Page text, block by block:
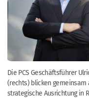
Die PCS Geschäftsführer
(rechts) blicken gemeinsam
strategische Ausrichtung in